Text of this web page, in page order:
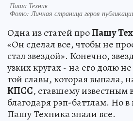
Паша Техник
Фото:Личная страница героя
Одна из статей проПашу
«Он сделал все, чтобы не
стал звездой». Конечно,
узких кругах - на его долю
той славы, которая выпала,
КПСС, ставшему известным
благодаря рэп-баттлам. Но
Пашу Техника знали все.